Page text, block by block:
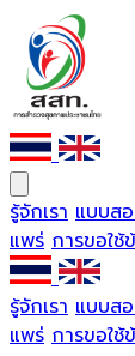
รู้จักเรา แบบส
แพร่ การขอใช้
รู้จักเรา แบบส
แพร่ การขอใช้